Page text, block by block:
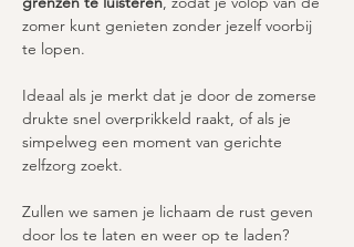
zomer kunt genieten zonder jezelf voorbij
te lopen.
Ideaal als je merkt dat je door de zomerse
drukte snel overprikkeld raakt, of als je
simpelweg een moment van gerichte
zelfzorg zoekt.
Zullen we samen je lichaam de rust geven
door los te laten en weer op te laden?